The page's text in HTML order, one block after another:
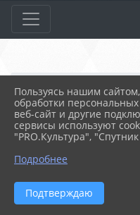
Главная
В Севастополе
24.04.2026 07:21
В СЕВАСТОПОЛЕ
Пользуясь нашим
обработки
веб-сайт и другие
сервисы используют
"PRO.Культура",
Подробнее
Подтверждаю